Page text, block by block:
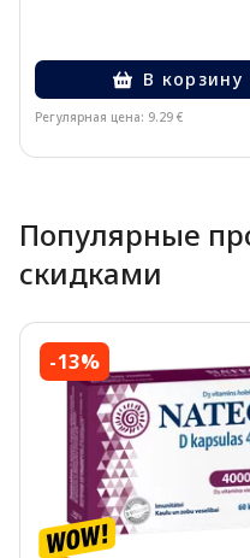
В корзину
Регулярная цена: 9.29 €
Популярные
скидками
-13%